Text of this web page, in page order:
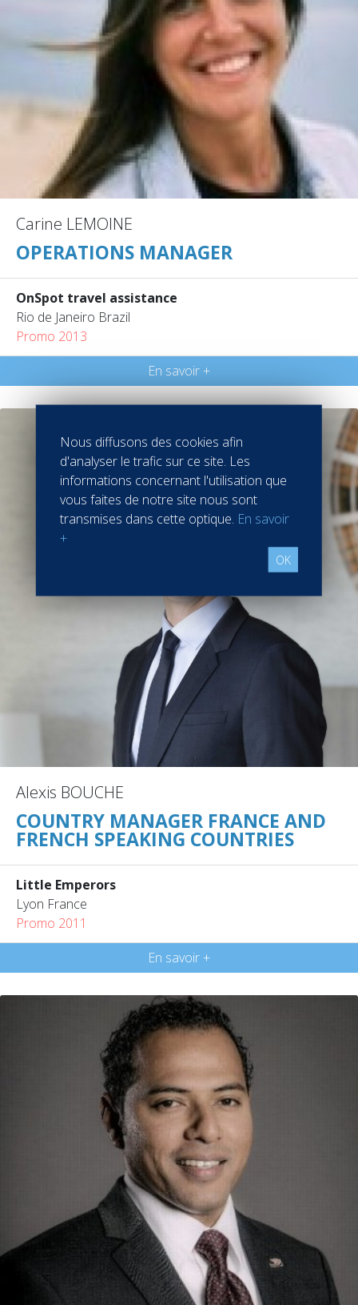
Carine LEMOINE
OPERATIONS MANAGER
OnSpot travel assistance
Rio de Janeiro Brazil
Promo 2013
En savoir +
Alexis BOUCHE
COUNTRY MANAGER FRANCE AND
FRENCH SPEAKING COUNTRIES
Little Emperors
Lyon France
Promo 2011
En savoir +
Nous diffusons des cookies afin
d'analyser le trafic sur ce site. Les
informations concernant l'utilisation que
vous faites de notre site nous sont
transmises dans cette optique. En savoir
+
OK